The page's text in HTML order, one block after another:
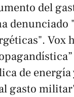
del
denunciado
Vox
de
gasto